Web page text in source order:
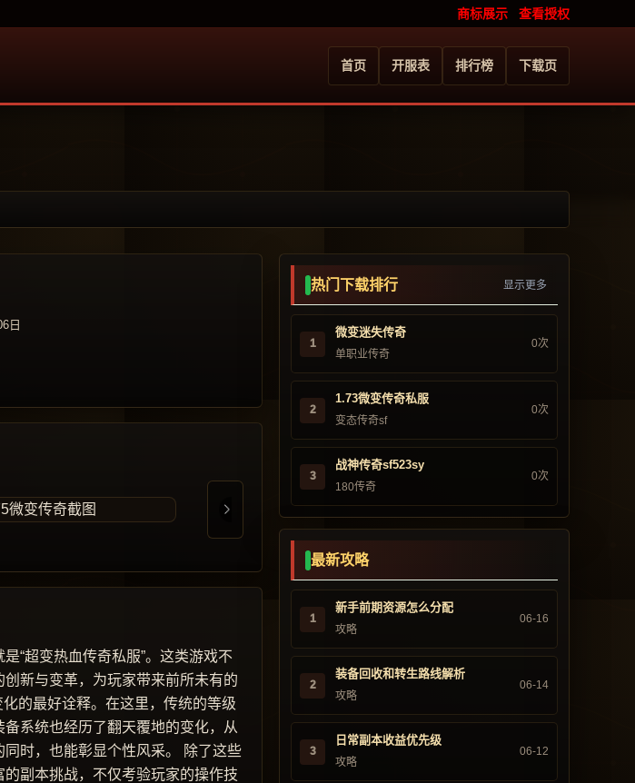
商标展示 查看授权
首页 开服表 排行榜 下载页
日
“超变热血传奇私服”。这类游戏不
新与变革，为玩家带来前所未有的
的最好诠释。在这里，传统的等级
系统也经历了翻天覆地的变化，从
时，也能彰显个性风采。 除了这些
副本挑战，不仅考验玩家的操作技
热门下载排行 显示更多
1
微变迷失传奇
单职业传奇
0次
2
1.73微变传奇私服
变态传奇sf
0次
3
战神传奇sf523sy
180传奇
0次
最新攻略
1
新手前期资源怎么分配
攻略
06-16
2
装备回收和转生路线解析
攻略
06-14
3
日常副本收益优先级
攻略
06-12